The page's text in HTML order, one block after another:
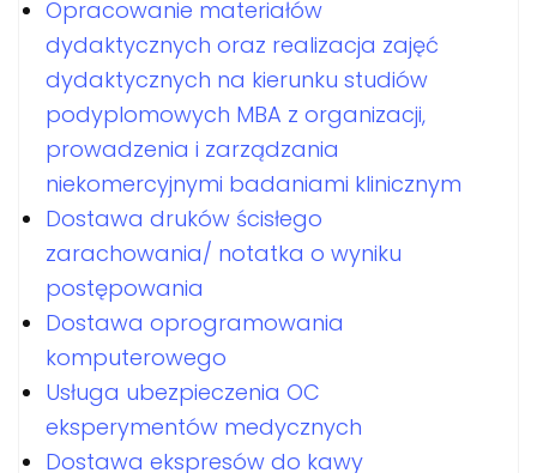
Opracowanie materiałów
dydaktycznych oraz realizacja zajęć
dydaktycznych na kierunku studiów
podyplomowych MBA z organizacji,
prowadzenia i zarządzania
niekomercyjnymi badaniami klinicznym
Dostawa druków ścisłego
zarachowania/ notatka o wyniku
postępowania
Dostawa oprogramowania
komputerowego
Usługa ubezpieczenia OC
eksperymentów medycznych
Dostawa ekspresów do kawy